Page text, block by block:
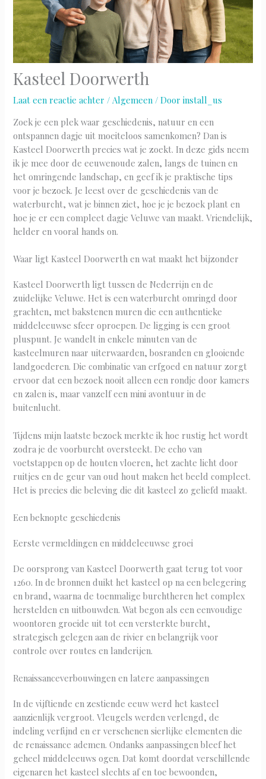
Kasteel Doorwerth
Laat een reactie achter /Algemeen / Doorinstall_us
Zoek je een plek waar geschiedenis, natuur en een
ontspannen dagje uit moeiteloos samenkomen? Dan is
Kasteel Doorwerth precies wat je zoekt. In deze gids neem
ik je mee door de eeuwenoude zalen, langs de tuinen en
het omringende landschap, en geef ik je praktische tips
voor je bezoek. Je leest over de geschiedenis van de
waterburcht, wat je binnen ziet, hoe je je bezoek plant en
hoe je er een compleet dagje Veluwe van maakt. Vriendelijk,
helder en vooral hands on.
Waar ligt Kasteel Doorwerth en wat maakt het bijzonder
Kasteel Doorwerth ligt tussen de Nederrijn en de
zuidelijke Veluwe. Het is een waterburcht omringd door
grachten, met bakstenen muren die een authentieke
middeleeuwse sfeer oproepen. De ligging is een groot
pluspunt. Je wandelt in enkele minuten van de
kasteelmuren naar uiterwaarden, bosranden en glooiende
landgoederen. Die combinatie van erfgoed en natuur zorgt
ervoor dat een bezoek nooit alleen een rondje door kamers
en zalen is, maar vanzelf een mini avontuur in de
buitenlucht.
Tijdens mijn laatste bezoek merkte ik hoe rustig het wordt
zodra je de voorburcht oversteekt. De echo van
voetstappen op de houten vloeren, het zachte licht door
ruitjes en de geur van oud hout maken het beeld compleet.
Het is precies die beleving die dit kasteel zo geliefd maakt.
Een beknopte geschiedenis
Eerste vermeldingen en middeleeuwse groei
De oorsprong van Kasteel Doorwerth gaat terug tot voor
1260. In de bronnen duikt het kasteel op na een belegering
en brand, waarna de toenmalige burchtheren het complex
herstelden en uitbouwden. Wat begon als een eenvoudige
woontoren groeide uit tot een versterkte burcht,
strategisch gelegen aan de rivier en belangrijk voor
controle over routes en landerijen.
Renaissanceverbouwingen en latere aanpassingen
In de vijftiende en zestiende eeuw werd het kasteel
aanzienlijk vergroot. Vleugels werden verlengd, de
indeling verfijnd en er verschenen sierlijke elementen die
de renaissance ademen. Ondanks aanpassingen bleef het
geheel middeleeuws ogen. Dat komt doordat verschillende
eigenaren het kasteel slechts af en toe bewoonden,